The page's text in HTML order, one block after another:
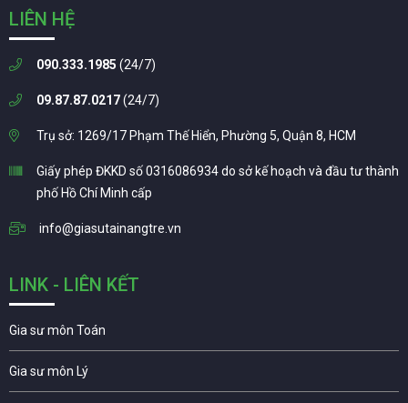
LIÊN HỆ
090.333.1985 (24/7)
09.87.87.0217(24/7)
Trụ sở: 1269/17 Phạm Thế Hiển, Phường 5, Quận 8, HCM
Giấy phép ĐKKD số 0316086934 do sở kế hoạch và đầu tư thành
phố Hồ Chí Minh cấp
info@giasutainangtre.vn
LINK - LIÊN KẾT
Gia sư môn Toán
Gia sư môn Lý